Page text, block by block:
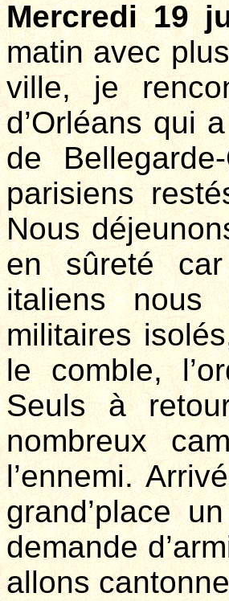
Mercredi 19
matin avec
ville, je
d’Orléans qui
de
parisiens
Nous
en sûreté
italiens nous
militaires
le comble,
Seuls à
nombreux
l’ennemi.
grand’place
demande
allons